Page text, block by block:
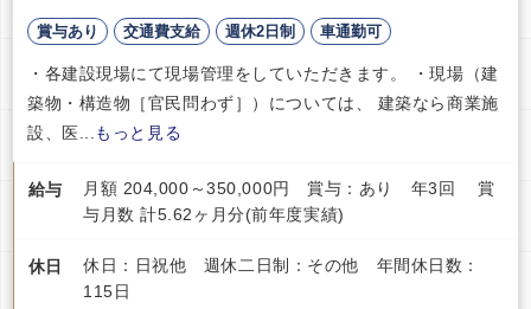
賞与あり 交通費支給 週休2日制 車通勤可
・各建設現場にて現場管理をしていただきます。 ・現場（建
築物・構造物［官民問わず］）については、 建築なら商業施
設、医...
もっと見る
給与
月額 204,000～350,000円 賞与：あり 年3回 賞
与月数 計5.62ヶ月分(前年度実績)
休日
休日：日祝他 週休二日制：その他 年間休日数：
115日